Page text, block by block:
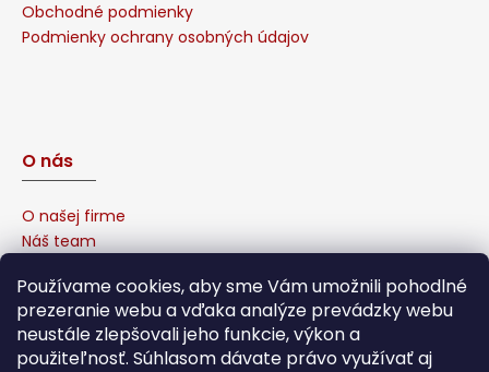
Používame cookies, aby sme Vám umožnili pohodlné
prezeranie webu a vďaka analýze prevádzky webu
neustále zlepšovali jeho funkcie, výkon a
použiteľnosť. Súhlasom dávate právo využívať aj
CLEANMAXX
AKU
Obchodné podmienky
Podmienky ochrany osobných údajov
O nás
O našej firme
Náš team
Naša garancia
Sponzorujeme
Affiliate program